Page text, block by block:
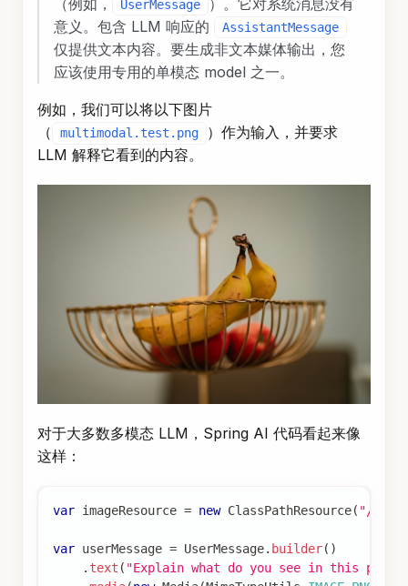
（例如，
UserMessage
）。它对系统消息没有
意义。包含 LLM 响应的
AssistantMessage
仅提供文本内容。要生成非文本媒体输出，您
应该使用专用的单模态 model 之一。
例如，我们可以将以下图片
（
multimodal.test.png
）作为输入，并要求
LLM 解释它看到的内容。
对于大多数多模态 LLM，Spring AI 代码看起来像
这样：
var imageResource = new ClassPathResource( "/
var userMessage = UserMessage. builder( )
. text ( "Explain what do you see in this